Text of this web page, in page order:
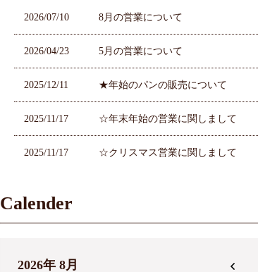
2026/07/10 8月の営業について
2026/04/23 5月の営業について
2025/12/11 ★年始のパンの販売について
2025/11/17 ☆年末年始の営業に関しまして
2025/11/17 ☆クリスマス営業に関しまして
Calender
2026年 8月